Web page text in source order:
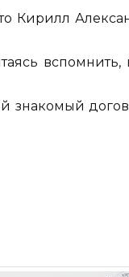
Кирилл
вспомнить,